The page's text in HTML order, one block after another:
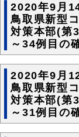
2020年9月
鳥取県新型
対策本部(第
～34例目の
2020年9月
鳥取県新型
対策本部(第
～31例目の